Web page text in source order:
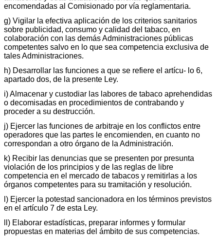
encomendadas al Comisionado por vía reglamentaria.
g) Vigilar la efectiva aplicación de los criterios sanitarios
sobre publicidad, consumo y calidad del tabaco, en
colaboración con las demás Administraciones públicas
competentes salvo en lo que sea competencia exclusiva de
tales Administraciones.
h) Desarrollar las funciones a que se refiere el artícu- lo 6,
apartado dos, de la presente Ley.
i) Almacenar y custodiar las labores de tabaco aprehendidas
o decomisadas en procedimientos de contrabando y
proceder a su destrucción.
j) Ejercer las funciones de arbitraje en los conflictos entre
operadores que las partes le encomienden, en cuanto no
correspondan a otro órgano de la Administración.
k) Recibir las denuncias que se presenten por presunta
violación de los principios y de las reglas de libre
competencia en el mercado de tabacos y remitirlas a los
órganos competentes para su tramitación y resolución.
l) Ejercer la potestad sancionadora en los términos previstos
en el artículo 7 de esta Ley.
ll) Elaborar estadísticas, preparar informes y formular
propuestas en materias del ámbito de sus competencias.